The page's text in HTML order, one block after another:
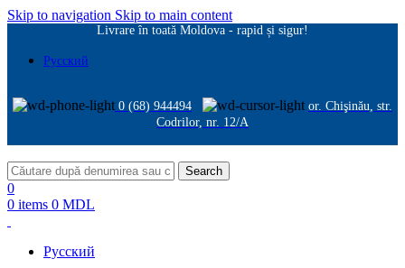
Skip to navigation Skip to main content
Livrare în toată Moldova - rapid și sigur!
Русский
0 (68) 944494
or. Chişinău, str.
Codrilor, nr. 12/A
Search
0
0 items 0 MDL
Русский